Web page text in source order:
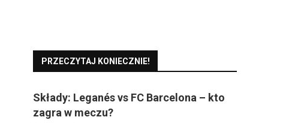
PRZECZYTAJ KONIECZNIE!
Składy: Leganés vs FC Barcelona – kto
zagra w meczu?